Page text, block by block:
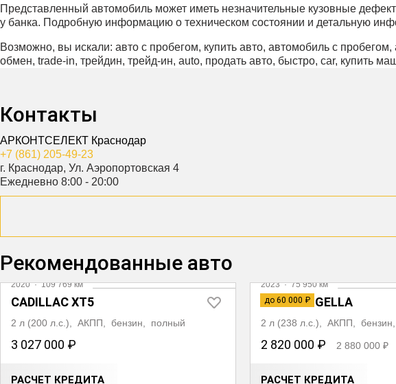
Представленный автомобиль может иметь незначительные кузовные
у банка. Подробную информацию о техническом состоянии и детальную
Возможно, вы искали: авто с пробегом, купить авто, автомобиль с
обмен, trade-in, трейдин, трейд-ин, auto, продать авто, быстро, car, купить
Контакты
АРКОНТСЕЛЕКТ Краснодар
+7 (861) 205-49-23
г. Краснодар, Ул. Аэропортовская 4
Ежедневно 8:00 - 20:00
Рекомендованные авто
2020·109 769 км
CADILLAC XT5
2 л (200 л.с.), АКПП, бензин, полный
3 027 000 ₽
РАСЧЕТ КРЕДИТА
до 60 000 ₽
2023·75 950 км
GEELY TUGELLA
2 л (238 л.с.), АКПП,
2 820 000 ₽ 2 880 000 ₽
РАСЧЕТ КРЕДИТА